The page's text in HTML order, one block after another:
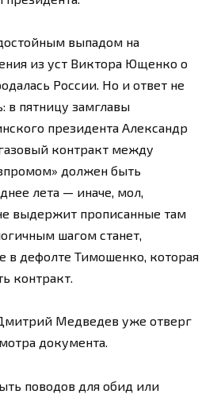
выпадом на
из уст Виктора Ющенко о
России. Но и ответ не
в пятницу замглавы
президента Александр
контракт между
должен быть
лета — иначе, мол,
выдержит прописанные там
шагом станет,
в дефолте Тимошенко, которая
контракт.
Медведев уже отверг
документа.
поводов для обид или